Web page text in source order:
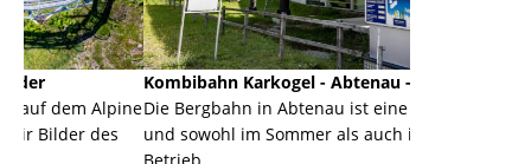
Kombibahn Karkogel - Abtenau - Salzburg
Die Bergbahn in Abtenau ist eine Kombibahn
und sowohl im Sommer als auch im Winter in